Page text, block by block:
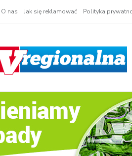
O nas Jak się reklamować Polityka